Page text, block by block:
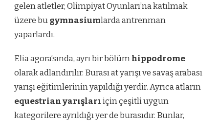
gelen atletler, Olimpiyat Oyunları’na katılmak
üzere bugymnasiumlarda antrenman
yaparlardı.
Elia agora’sında, ayrı bir bölümhippodrome
olarak adlandırılır. Burası at yarışı ve savaş arabası
yarışı eğitimlerinin yapıldığı yerdir. Ayrıca atların
equestrian yarışlarıiçin çeşitli uygun
kategorilere ayrıldığı yer de burasıdır. Bunlar,